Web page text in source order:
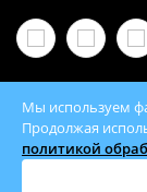
© 2026
Мы используем
Продолжая
политикой